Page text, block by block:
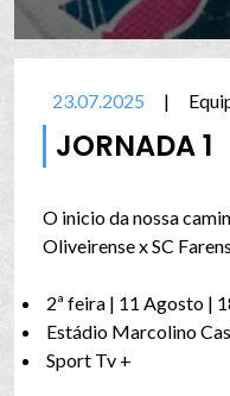
23.07.2025 |
JORNADA 1
O inicio da nossa
Oliveirense x SC
2ª feira | 11 Agosto |
Estádio Marcolino
Sport Tv +